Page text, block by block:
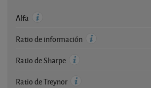
Alfa
Ratio de información
Ratio de Sharpe
Ratio de Treynor